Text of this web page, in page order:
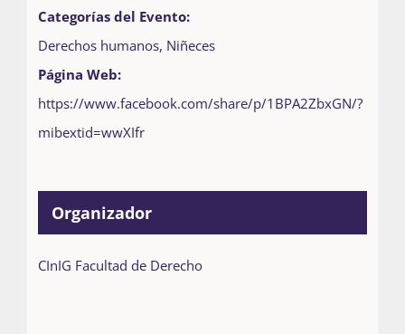
Categorías del Evento:
Derechos humanos, Niñeces
Página Web:
https://www.facebook.com/share/p/1BPA2ZbxGN/?
mibextid=wwXIfr
Organizador
CInIG Facultad de Derecho